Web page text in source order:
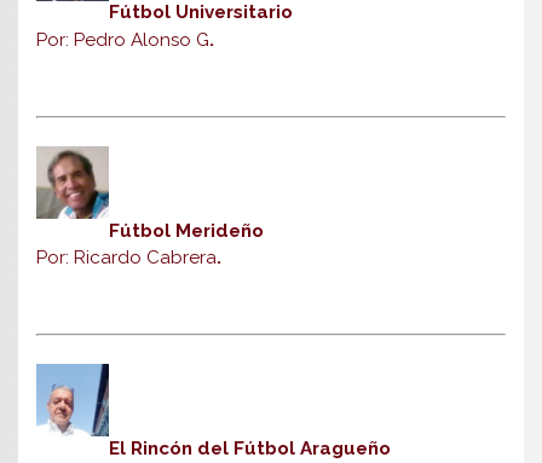
Fútbol Universitario
Por: Pedro Alonso G.
Fútbol Merideño
Por: Ricardo Cabrera.
El Rincón del Fútbol Aragueño